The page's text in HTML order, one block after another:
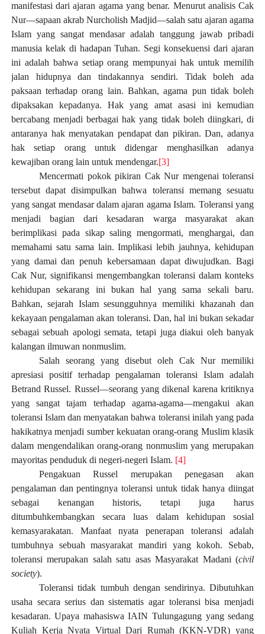
manifestasi dari ajaran agama yang benar. Menurut analisis Cak
Nur—sapaan akrab Nurcholish Madjid—salah satu ajaran agama
Islam yang sangat mendasar adalah tanggung jawab pribadi
manusia kelak di hadapan Tuhan. Segi konsekuensi dari ajaran
ini adalah bahwa setiap orang mempunyai hak untuk memilih
jalan hidupnya dan tindakannya sendiri. Tidak boleh ada
paksaan terhadap orang lain. Bahkan, agama pun tidak boleh
dipaksakan kepadanya. Hak yang amat asasi ini kemudian
bercabang menjadi berbagai hak yang tidak boleh diingkari, di
antaranya hak menyatakan pendapat dan pikiran. Dan, adanya
hak setiap orang untuk didengar menghasilkan adanya
kewajiban orang lain untuk mendengar.[3]
Mencermati pokok pikiran Cak Nur mengenai toleransi
tersebut dapat disimpulkan bahwa toleransi memang sesuatu
yang sangat mendasar dalam ajaran agama Islam. Toleransi yang
menjadi bagian dari kesadaran warga masyarakat akan
berimplikasi pada sikap saling mengormati, menghargai, dan
memahami satu sama lain. Implikasi lebih jauhnya, kehidupan
yang damai dan penuh kebersamaan dapat diwujudkan. Bagi
Cak Nur, signifikansi mengembangkan toleransi dalam konteks
kehidupan sekarang ini bukan hal yang sama sekali baru.
Bahkan, sejarah Islam sesungguhnya memiliki khazanah dan
kekayaan pengalaman akan toleransi. Dan, hal ini bukan sekadar
sebagai sebuah apologi semata, tetapi juga diakui oleh banyak
kalangan ilmuwan nonmuslim.
Salah seorang yang disebut oleh Cak Nur memiliki
apresiasi positif terhadap pengalaman toleransi Islam adalah
Betrand Russel. Russel—seorang yang dikenal karena kritiknya
yang sangat tajam terhadap agama-agama—mengakui akan
toleransi Islam dan menyatakan bahwa toleransi inilah yang pada
hakikatnya menjadi sumber kekuatan orang-orang Muslim klasik
dalam mengendalikan orang-orang nonmuslim yang merupakan
mayoritas penduduk di negeri-negeri Islam. [4]
Pengakuan Russel merupakan penegasan akan
pengalaman dan pentingnya toleransi untuk tidak hanya diingat
sebagai kenangan historis, tetapi juga harus
ditumbuhkembangkan secara luas dalam kehidupan sosial
kemasyarakatan. Manfaat nyata penerapan toleransi adalah
tumbuhnya sebuah masyarakat mandiri yang kokoh. Sebab,
toleransi merupakan salah satu asas Masyarakat Madani (civil
society).
Toleransi tidak tumbuh dengan sendirinya. Dibutuhkan
usaha secara serius dan sistematis agar toleransi bisa menjadi
kesadaran.Upaya mahasiswa IAIN Tulungagung yang sedang
Kuliah Kerja Nyata Virtual Dari Rumah (KKN-VDR) yang